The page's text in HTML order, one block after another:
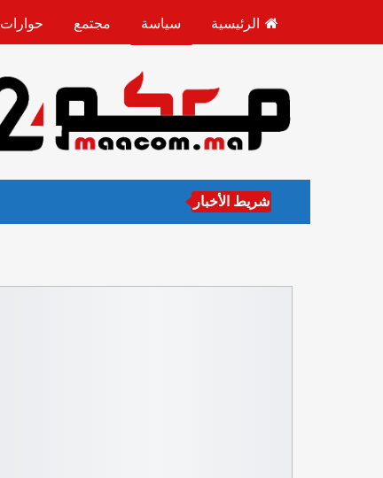
الرئيسية سياسة مجتمع حوارات
شريط الأخبار